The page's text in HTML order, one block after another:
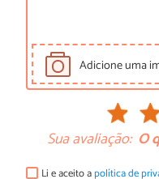
Adicione uma
Sua avaliação: O
Li e aceito apolítica de